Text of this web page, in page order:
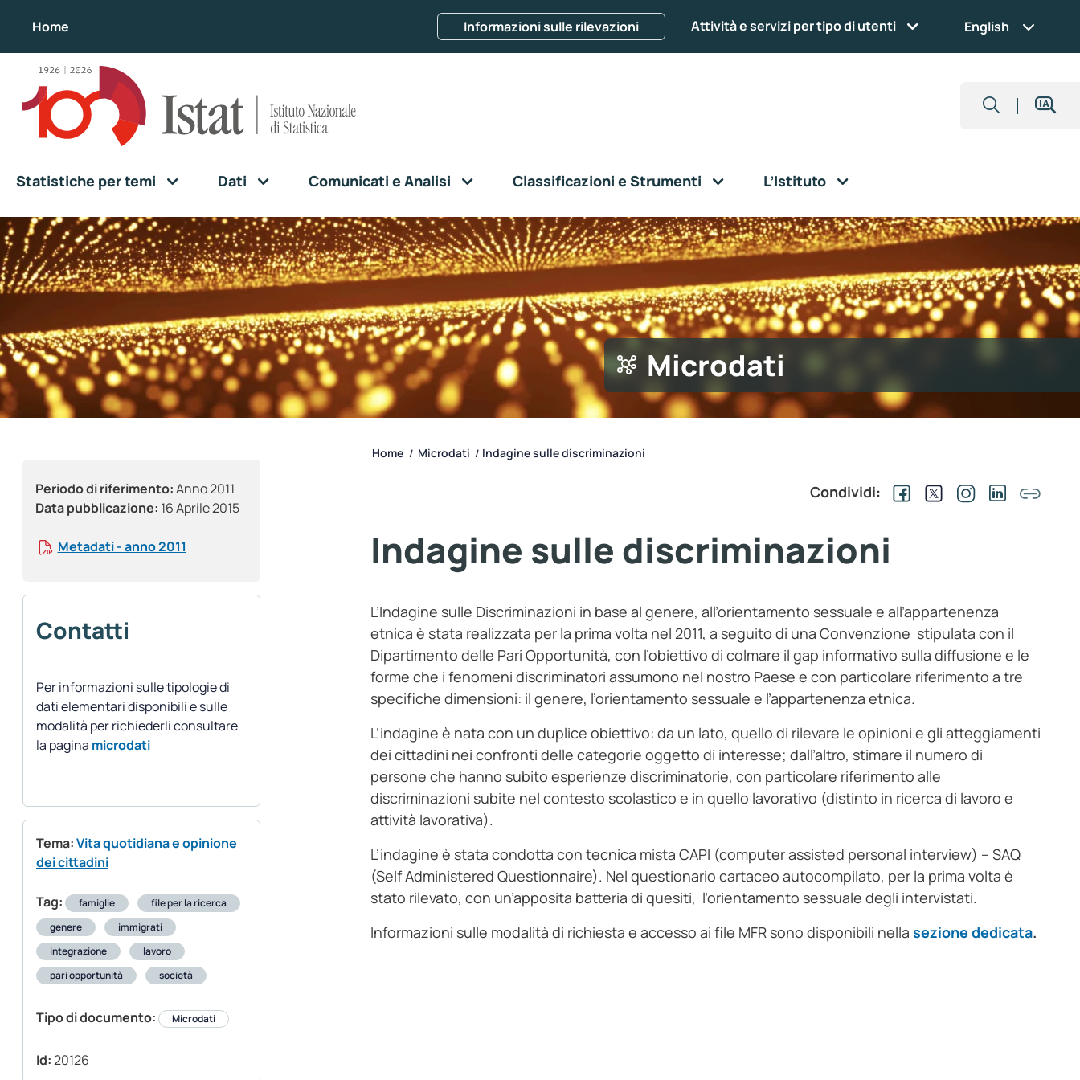
Home Informazioni sulle rilevazioni Attività e servizi per tipo di utenti English
Statistiche per temi Dati Comunicati e Analisi Classificazioni e Strumenti L’Istituto
Microdati
Periodo di riferimento:Anno 2011
Data pubblicazione: 16 Aprile 2015
Metadati - anno 2011
Contatti
Per informazioni sulle tipologie di
dati elementari disponibili e sulle
modalità per richiederli consultare
la pagina microdati
Tema:Vita quotidiana e opinione
dei cittadini
Tag: famiglie
file per la ricerca
genere
immigrati
integrazione
lavoro
pari opportunità
società
Tipo di documento: Microdati
Id:20126
Home / Microdati / Indagine sulle discriminazioni
Condividi:
Indagine sulle discriminazioni
L’Indagine sulle Discriminazioni in base al genere, all’orientamento sessuale e all’appartenenza
etnica è stata realizzata per la prima volta nel 2011, a seguito di una Convenzione stipulata con il
Dipartimento delle Pari Opportunità, con l’obiettivo di colmare il gap informativo sulla diffusione e le
forme che i fenomeni discriminatori assumono nel nostro Paese e con particolare riferimento a tre
specifiche dimensioni: il genere, l’orientamento sessuale e l’appartenenza etnica.
L’indagine è nata con un duplice obiettivo: da un lato, quello di rilevare le opinioni e gli atteggiamenti
dei cittadini nei confronti delle categorie oggetto di interesse; dall’altro, stimare il numero di
persone che hanno subito esperienze discriminatorie, con particolare riferimento alle
discriminazioni subite nel contesto scolastico e in quello lavorativo (distinto in ricerca di lavoro e
attività lavorativa).
L’indagine è stata condotta con tecnica mista CAPI (computer assisted personal interview) – SAQ
(Self Administered Questionnaire). Nel questionario cartaceo autocompilato, per la prima volta è
stato rilevato, con un’apposita batteria di quesiti, l’orientamento sessuale degli intervistati.
Informazioni sulle modalità di richiesta e accesso ai file MFR sono disponibili nellasezione dedicata.